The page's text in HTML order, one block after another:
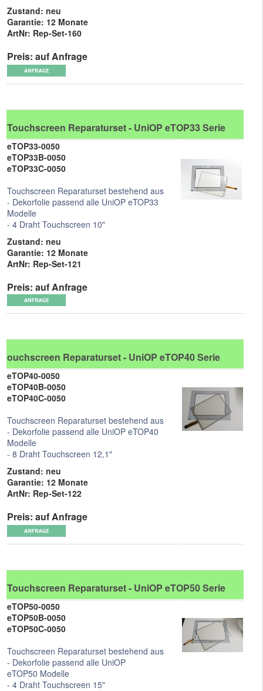
Zustand: neu
Garantie: 12 Monate
ArtNr: Rep-Set-160
Preis: auf Anfrage
Touchscreen Reparaturset - UniOP eTOP33 Serie
eTOP33-0050
eTOP33B-0050
eTOP33C-0050
Touchscreen Reparaturset bestehend aus
- Dekorfolie passend alle UniOP eTOP33
Modelle
- 4 Draht Touchscreen 10"
Zustand: neu
Garantie: 12 Monate
ArtNr: Rep-Set-121
Preis: auf Anfrage
ouchscreen Reparaturset - UniOP eTOP40 Serie
eTOP40-0050
eTOP40B-0050
eTOP40C-0050
Touchscreen Reparaturset bestehend aus
- Dekorfolie passend alle UniOP eTOP40
Modelle
- 8 Draht Touchscreen 12,1"
Zustand: neu
Garantie: 12 Monate
ArtNr: Rep-Set-122
Preis: auf Anfrage
Touchscreen Reparaturset - UniOP eTOP50 Serie
eTOP50-0050
eTOP50B-0050
eTOP50C-0050
Touchscreen Reparaturset bestehend aus
- Dekorfolie passend alle UniOP
eTOP50 Modelle
- 4 Draht Touchscreen 15"